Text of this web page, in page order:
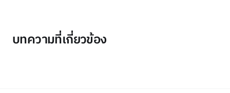
บทความที่เกี่ยวข้อง